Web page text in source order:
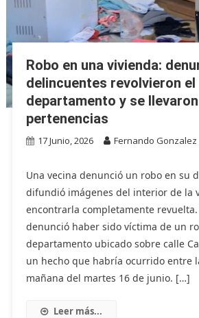
Robo en una vivienda:
delincuentes revolvieron el
departamento y se llevaron
pertenencias
17 Junio, 2026 Fernando
Una vecina denunció un robo en su
difundió imágenes del interior de la
encontrarla completamente
denunció haber sido víctima de un
departamento ubicado sobre calle
un hecho que habría ocurrido entre
mañana del martes 16 de junio. […]
Leer más...